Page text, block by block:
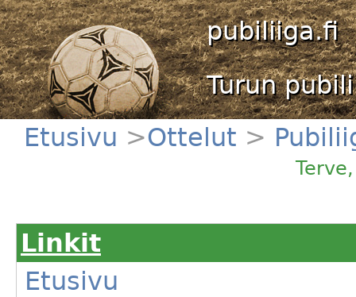
pubiliiga.fi
Turun
Etusivu >Ottelut >
Linkit
Etusivu